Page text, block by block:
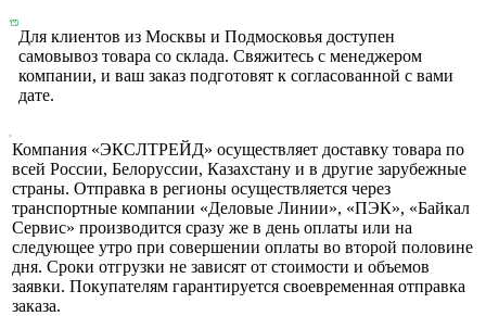
Для клиентов из Москвы и Подмосковья доступен
самовывоз товара со склада. Свяжитесь с менеджером
компании, и ваш заказ подготовят к согласованной с вами
дате.
Компания «ЭКСЛТРЕЙД» осуществляет доставку товара по
всей России, Белоруссии, Казахстану и в другие зарубежные
страны. Отправка в регионы осуществляется через
транспортные компании «Деловые Линии», «ПЭК», «Байкал
Сервис» производится сразу же в день оплаты или на
следующее утро при совершении оплаты во второй половине
дня. Сроки отгрузки не зависят от стоимости и объемов
заявки. Покупателям гарантируется своевременная отправка
заказа.